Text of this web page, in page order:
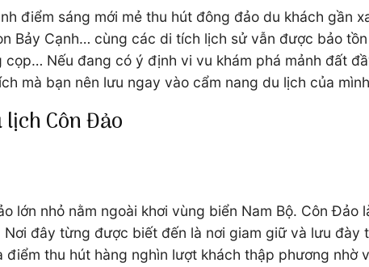
điểm sáng mới mẻ thu hút đông đảo du khách gần
Bảy Cạnh… cùng các di tích lịch sử vẫn được bảo
Nếu đang có ý định vi vu khám phá mảnh đất
mà bạn nên lưu ngay vào cẩm nang du lịch của
Côn Đảo
lớn nhỏ nằm ngoài khơi vùng biển Nam Bộ. Côn Đảo
Nơi đây từng được biết đến là nơi giam giữ và lưu
thu hút hàng nghìn lượt khách thập phương